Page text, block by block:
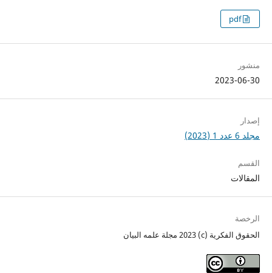
pdf
منشور
2023-06-30
إصدار
مجلد 6 عدد 1 (2023)
القسم
المقالات
الرخصة
الحقوق الفكرية (c) 2023 مجلة علمه البيان